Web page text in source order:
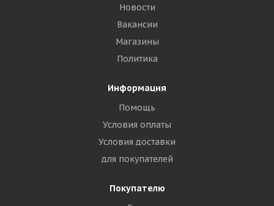
Новости
Вакансии
Магазины
Политика
Информация
Помощь
Условия оплаты
Условия доставки
для покупателей
Покупателю